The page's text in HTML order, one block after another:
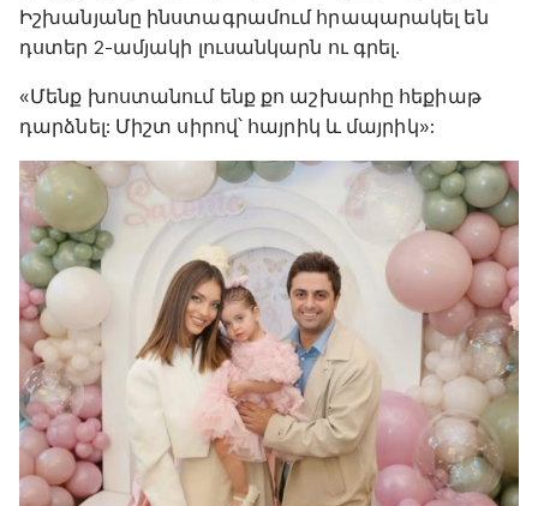
Իշխանյանը ինստագրամում հրապարակել են
դստեր 2-ամյակի լուսանկարն ու գրել․
«Մենք խոստանում ենք քո աշխարհը հեքիաթ
դարձնել: Միշտ սիրով՝ հայրիկ և մայրիկ»: